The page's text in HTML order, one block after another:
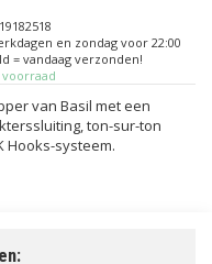
en zondag voor 22:00
= vandaag verzonden!
van Basil met een
ton-sur-ton
Hooks-systeem.